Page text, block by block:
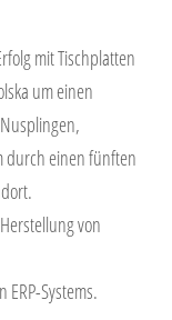
mit Tischplatten
um einen
durch einen fünften
von
Systems.